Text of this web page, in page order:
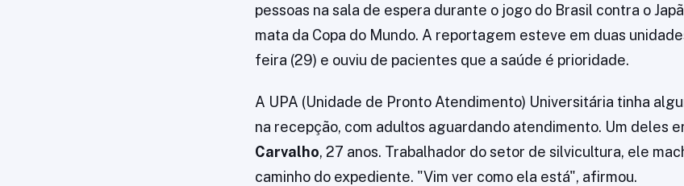
pessoas na sala de espera durante o jogo do Brasil contra o
mata da Copa do Mundo. A reportagem esteve em duas
feira (29) e ouviu de pacientes que a saúde é prioridade.
A UPA (Unidade de Pronto Atendimento) Universitária tinha
na recepção, com adultos aguardando atendimento. Um deles
Carvalho, 27 anos. Trabalhador do setor de silvicultura, ele
caminho do expediente. "Vim ver como ela está", afirmou.